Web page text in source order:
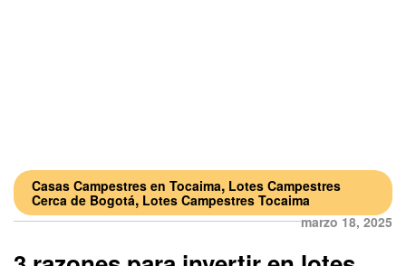
Casas Campestres en Tocaima, Lotes Campestres
Cerca de Bogotá, Lotes Campestres Tocaima
marzo 18, 2025